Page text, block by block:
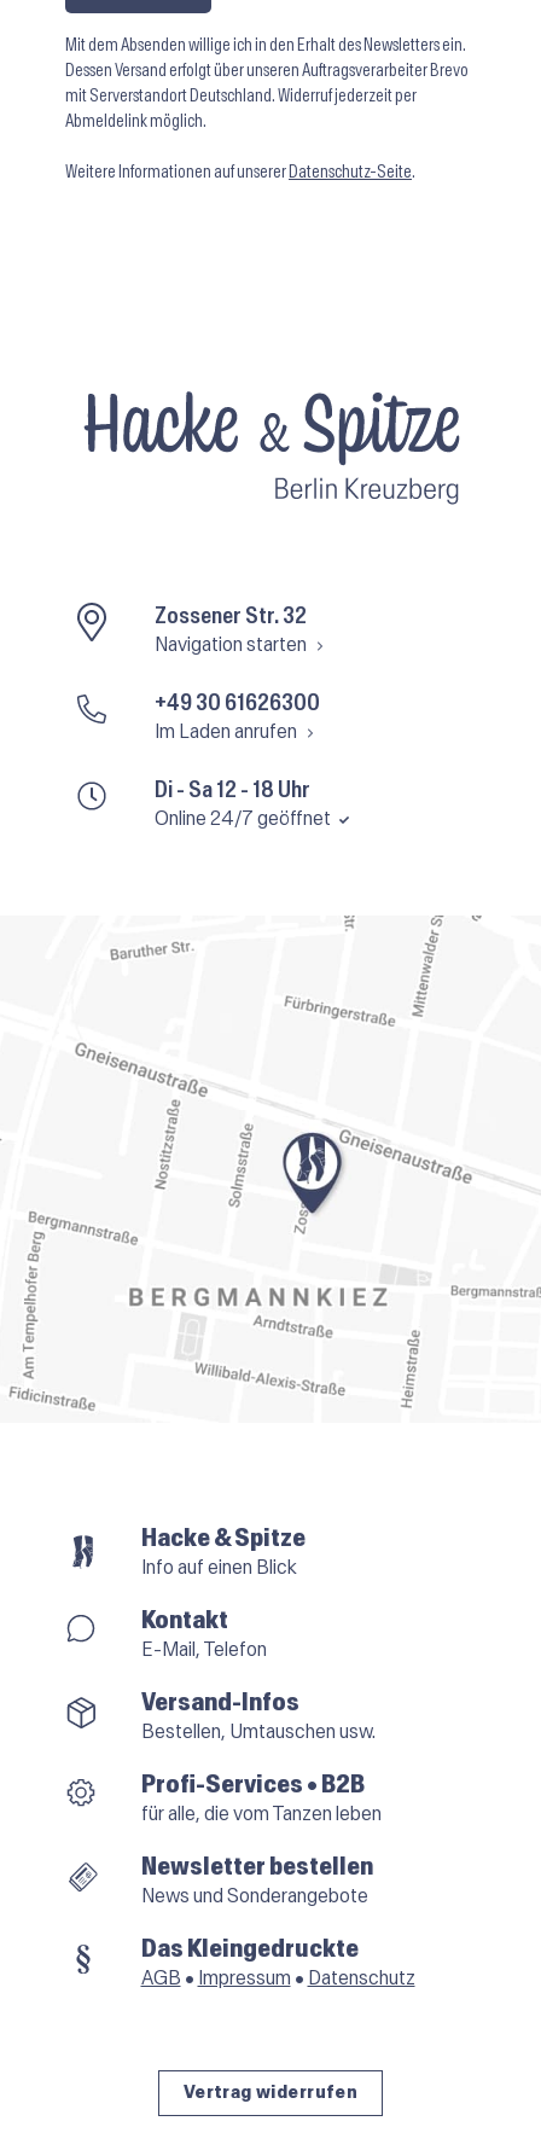
Mit dem Absenden willige ich in den Erhalt des Newsletters ein.
Dessen Versand erfolgt über unseren Auftragsverarbeiter Brevo
mit Serverstandort Deutschland. Widerruf jederzeit per
Abmeldelink möglich.
Weitere Informationen auf unserer Datenschutz-Seite.
Di - Sa 12 - 18 Uhr
Online 24/7 geöffnet
Zossener Str. 32
Navigation starten
+49 30 61626300
Im Laden anrufen
Hacke & Spitze
Info auf einen Blick
Kontakt
E-Mail, Telefon
Versand-Infos
Bestellen, Umtauschen usw.
Profi-Services • B2B
für alle, die vom Tanzen leben
Newsletter bestellen
News und Sonderangebote
Das Kleingedruckte
AGB • Impressum • Datenschutz
Vertrag widerrufen